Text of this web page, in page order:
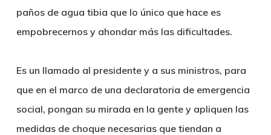
paños de agua tibia que lo único que hace es
empobrecernos y ahondar más las dificultades.
Es un llamado al presidente y a sus ministros, para
que en el marco de una declaratoria de emergencia
social, pongan su mirada en la gente y apliquen las
medidas de choque necesarias que tiendan a